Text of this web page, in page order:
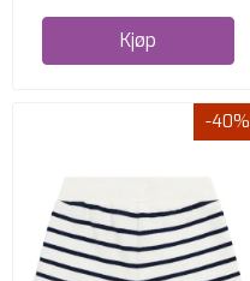
Kjøp
-40%